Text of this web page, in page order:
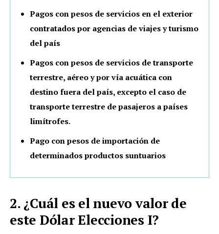
Pagos con pesos de servicios en el exterior
contratados por agencias de viajes y turismo
del país
Pagos con pesos de servicios de transporte
terrestre, aéreo y por vía acuática con
destino fuera del país, excepto el caso de
transporte terrestre de pasajeros a países
limítrofes.
Pago con pesos de importación de
determinados productos suntuarios
2. ¿Cuál es el nuevo valor de
este Dólar Elecciones I?